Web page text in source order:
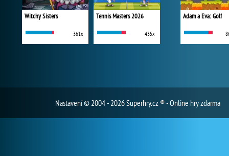
Witchy Sisters
361x
Tennis Masters 2026
435x
Adam a Eva: Golf
Nastavení© 2004 - 2026 Superhry.cz ® - Online hry zdarma